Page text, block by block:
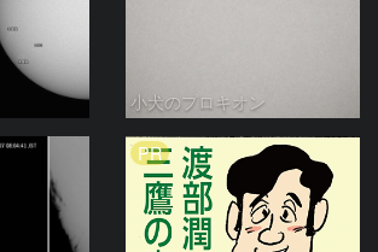
小犬のプロキオン
PR